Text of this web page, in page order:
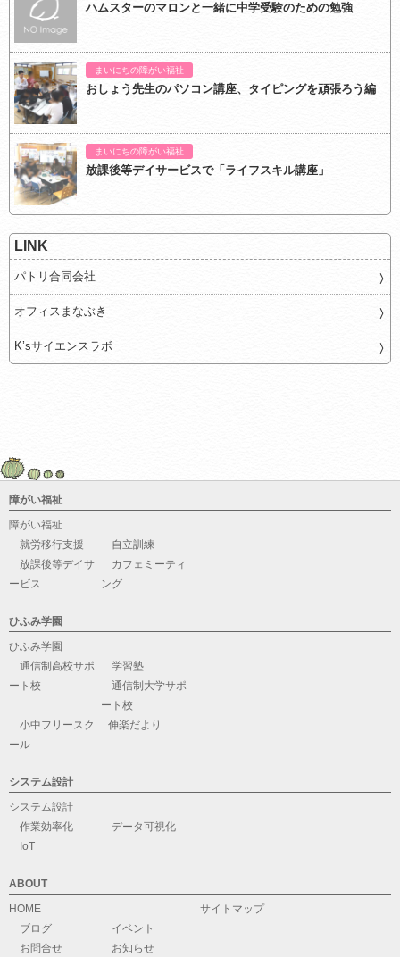
ハムスターのマロンと一緒に中学受験のための勉強
まいにちの障がい福祉
おしょう先生のパソコン講座、タイピングを頑張ろう編
まいにちの障がい福祉
放課後等デイサービスで「ライフスキル講座」
LINK
パトリ合同会社
オフィスまなぶき
K’sサイエンスラボ
障がい福祉
障がい福祉
就労移行支援
自立訓練
放課後等デイサ
ービス
カフェミーティ
ング
ひふみ学園
ひふみ学園
通信制高校サポ
ート校
学習塾
通信制大学サポ
ート校
小中フリースク
ール
伸楽だより
システム設計
システム設計
作業効率化
データ可視化
IoT
ABOUT
HOME
ブログ
イベント
お問合せ
お知らせ
サイトマップ